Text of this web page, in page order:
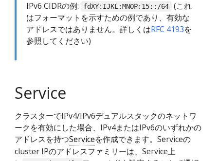
IPv6 CIDRの例:
fdXY:IJKL:MNOP:15::/64
(これ
はフォーマットを示すための例であり、有効な
アドレスではありません。詳しくはRFC 4193を
参照してください)
Service
クラスターでIPv4/IPv6デュアルスタックのネットワ
ークを有効にした場合、IPv4またはIPv6のいずれかの
アドレスを持つServiceを作成できます。Serviceの
cluster IPのアドレスファミリーは、Service上